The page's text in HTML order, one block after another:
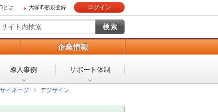
とは 大塚ID新規登録 ログイン
企業情報
導入事例 サポート体制
イネージ
デジサイン